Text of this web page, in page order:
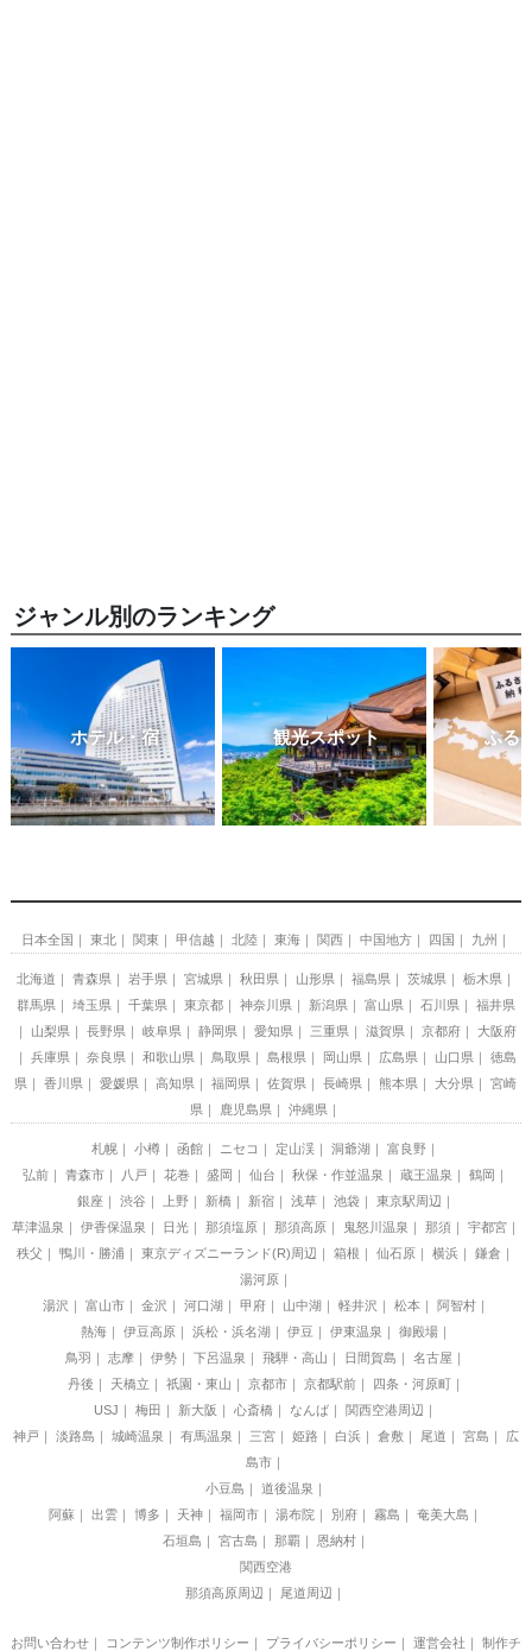
ジャンル別のランキング
ホテル・宿 観光スポット ふる
日本全国 東北 関東 甲信越 北陸 東海 関西 中国地方 四国 九州
北海道 青森県 岩手県 宮城県 秋田県 山形県 福島県 茨城県
栃木県
群馬県
埼玉県 千葉県 東京都 神奈川県 新潟県 富山県 石川県
福井県
山梨県
長野県 岐阜県 静岡県 愛知県 三重県 滋賀県 京都府
大阪府
兵庫県
奈良県 和歌山県 鳥取県 島根県 岡山県 広島県 山口県
徳島
県
香川県 愛媛県 高知県 福岡県 佐賀県 長崎県 熊本県 大分県
宮崎
県
鹿児島県 沖縄県
札幌 小樽 函館 ニセコ 定山渓 洞爺湖
富良野
弘前
青森市 八戸 花巻 盛岡 仙台 秋保・作並温泉 蔵王温泉
鶴岡
銀座
渋谷 上野 新橋 新宿 浅草 池袋
東京駅周辺
草津温泉
伊香保温泉 日光 那須塩原 那須高原 鬼怒川温泉 那須
宇都宮
秩父
鴨川・勝浦 東京ディズニーランド(R)周辺 箱根 仙石原 横浜
鎌倉
湯河原
湯沢
富山市 金沢 河口湖 甲府 山中湖 軽井沢 松本
阿智村
熱海
伊豆高原 浜松・浜名湖 伊豆 伊東温泉
御殿場
鳥羽
志摩 伊勢 下呂温泉 飛騨・高山 日間賀島
名古屋
丹後
天橋立 祇園・東山 京都市 京都駅前
四条・河原町
USJ
梅田 新大阪 心斎橋 なんば
関西空港周辺
神戸
淡路島 城崎温泉 有馬温泉 三宮 姫路 白浜 倉敷 尾道 宮島
広
島市
小豆島
道後温泉
阿蘇
出雲 博多 天神 福岡市 湯布院 別府 霧島
奄美大島
石垣島
宮古島 那覇
恩納村
関西空港
那須高原周辺
尾道周辺
お問い合わせ｜ コンテンツ制作ポリシー ｜ プライバシーポリシー ｜ 運営会社 ｜ 制作チ